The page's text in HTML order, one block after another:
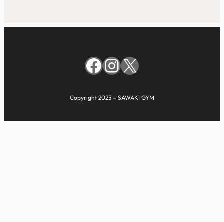
Facebook
Instagram
X
Copyright 2025 – SAWAKI GYM